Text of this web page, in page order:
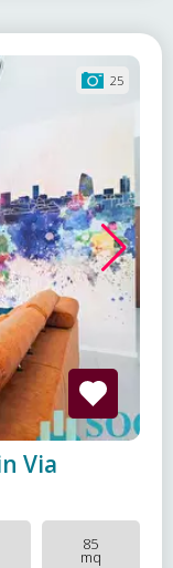
25
Via
85
mq